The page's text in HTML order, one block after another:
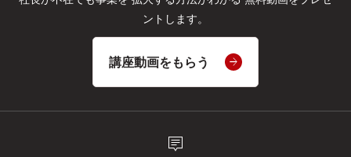
ントします。
講座動画をもらう
tooltip_2